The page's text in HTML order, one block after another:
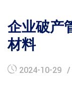
企业破产
材料
2024-10-29